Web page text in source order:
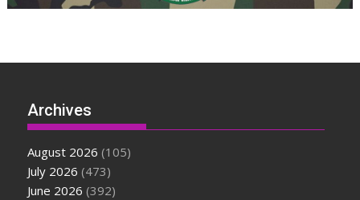
Archives
August 2026 (105)
July 2026 (473)
June 2026 (392)